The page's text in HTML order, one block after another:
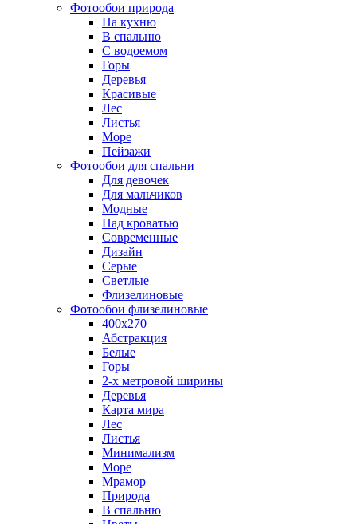
Фотообои природа
На кухню
В спальню
С водоемом
Горы
Деревья
Красивые
Лес
Листья
Море
Пейзажи
Фотообои для спальни
Для девочек
Для мальчиков
Модные
Над кроватью
Современные
Дизайн
Серые
Светлые
Флизелиновые
Фотообои флизелиновые
400х270
Абстракция
Белые
Горы
2-х метровой ширины
Деревья
Карта мира
Лес
Листья
Минимализм
Море
Мрамор
Природа
В спальню